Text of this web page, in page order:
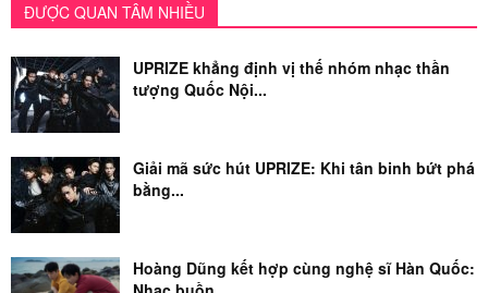
ĐƯỢC QUAN TÂM NHIỀU
UPRIZE khẳng định vị thế nhóm nhạc thần
tượng Quốc Nội...
Giải mã sức hút UPRIZE: Khi tân binh bứt phá
bằng...
Hoàng Dũng kết hợp cùng nghệ sĩ Hàn Quốc: